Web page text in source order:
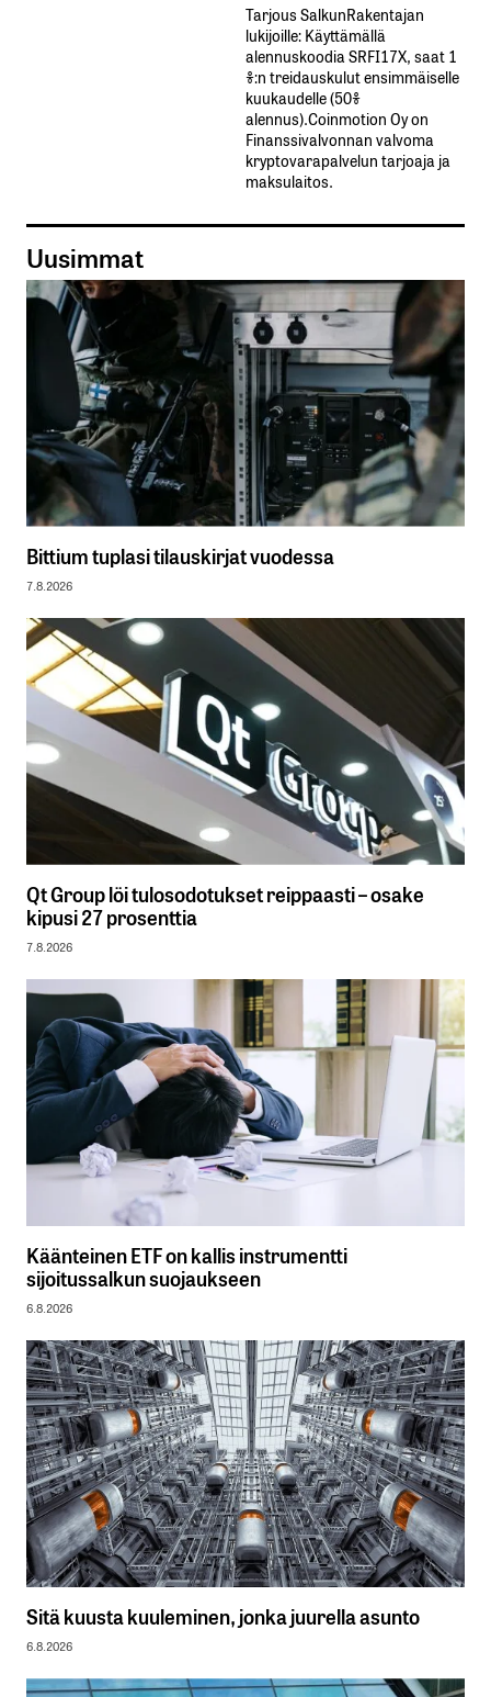
Tarjous SalkunRakentajan
lukijoille: Käyttämällä​ ​
alennuskoodia​ ​SRFI17X,​ ​saat​ ​1
%:n treidauskulut​ ​ensimmäiselle​ ​
kuukaudelle​ ​(50%​ ​
alennus).Coinmotion Oy on
Finanssivalvonnan valvoma
kryptovarapalvelun tarjoaja ja
maksulaitos.
Uusimmat
Bittium tuplasi tilauskirjat vuodessa
7.8.2026
Qt Group löi tulosodotukset reippaasti – osake
kipusi 27 prosenttia
7.8.2026
Käänteinen ETF on kallis instrumentti
sijoitussalkun suojaukseen
6.8.2026
Sitä kuusta kuuleminen, jonka juurella asunto
6.8.2026